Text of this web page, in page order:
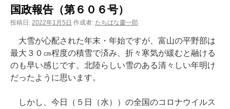
へ
ス
キ
ッ
国政報告（第６０６号）
投稿日: 2022年1月5日 作成者: たちばな慶一郎
大雪が心配された年末・年始ですが、富山の平野部は
最大３０㎝程度の積雪で済み、折々寒気が緩むと融ける
のも早い感じです。北陸らしい雪のある清々しい年明け
だったように思います。
しかし、今日（５日（水））の全国のコロナウイルス